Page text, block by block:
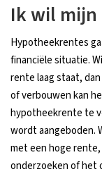
Ik wil
Hypotheekrentes
financiële situatie.
rente laag staat,
of verbouwen kan
hypotheekrente te
wordt aangeboden.
met een hoge
onderzoeken of het